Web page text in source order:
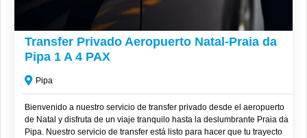
R$350
Transfer Privado Aeropuerto Natal-Praia da
Pipa 1 A 4 PAX
Pipa
Bienvenido a nuestro servicio de transfer privado desde el aeropuerto
de Natal y disfruta de un viaje tranquilo hasta la deslumbrante Praia da
Pipa. Nuestro servicio de transfer está listo para hacer que tu trayecto